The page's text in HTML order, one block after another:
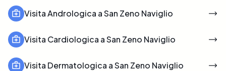
Visita Andrologica a San Zeno Naviglio
Visita Cardiologica a San Zeno Naviglio
Visita Dermatologica a San Zeno Naviglio